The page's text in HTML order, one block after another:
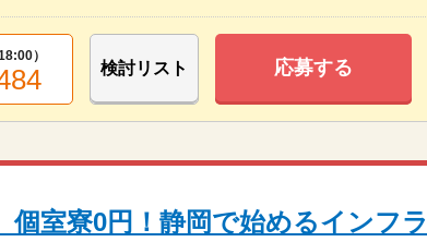
）
検討リスト 応募する
個室寮0円！静岡で始めるインフラ